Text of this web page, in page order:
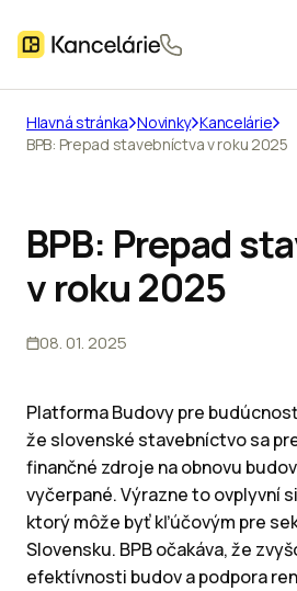
Hlavná stránka Novinky Kancelárie
BPB: Prepad stavebníctva v roku 2025
BPB: Prepad
v roku 2025
08. 01. 2025
Platforma Budovy pre
že slovenské stavebníctvo sa
finančné zdroje na obnovu
vyčerpané. Výrazne to ovplyvní
ktorý môže byť kľúčovým pre
Slovensku. BPB očakáva, že
efektívnosti budov a podpora